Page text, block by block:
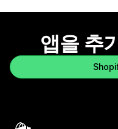
앱을 추